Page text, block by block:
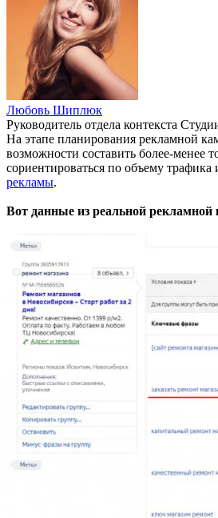
Любовь Шиплюк
Руководитель отдела контекста
На этапе планирования рекламной
возможности составить более-менее
сориентироваться по объему трафика
рекламы.
Вот данные из реальной рекламной